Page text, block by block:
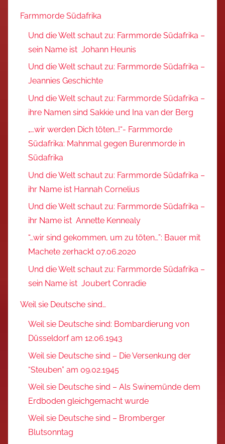
Farmmorde Südafrika
Und die Welt schaut zu: Farmmorde Südafrika –
sein Name ist Johann Heunis
Und die Welt schaut zu: Farmmorde Südafrika –
Jeannies Geschichte
Und die Welt schaut zu: Farmmorde Südafrika –
ihre Namen sind Sakkie und Ina van der Berg
„…wir werden Dich töten…!“- Farmmorde
Südafrika: Mahnmal gegen Burenmorde in
Südafrika
Und die Welt schaut zu: Farmmorde Südafrika –
ihr Name ist Hannah Cornelius
Und die Welt schaut zu: Farmmorde Südafrika –
ihr Name ist Annette Kennealy
“…wir sind gekommen, um zu töten…”: Bauer mit
Machete zerhackt 07.06.2020
Und die Welt schaut zu: Farmmorde Südafrika –
sein Name ist Joubert Conradie
Weil sie Deutsche sind…
Weil sie Deutsche sind: Bombardierung von
Düsseldorf am 12.06.1943
Weil sie Deutsche sind – Die Versenkung der
“Steuben” am 09.02.1945
Weil sie Deutsche sind – Als Swinemünde dem
Erdboden gleichgemacht wurde
Weil sie Deutsche sind – Bromberger
Blutsonntag